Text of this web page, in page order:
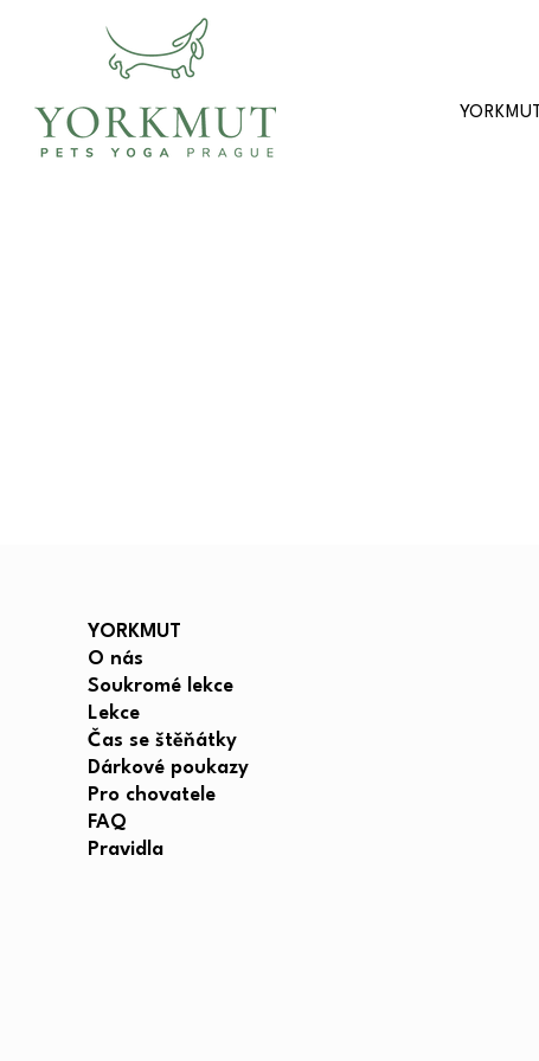
YORKMUT
YORKMUT
O nás
Soukromé lekce
Lekce
Čas se štěňátky
Dárkové poukazy
Pro chovatele
FAQ
Pravidla